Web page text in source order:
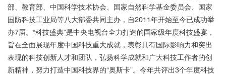
部、教育部、中国科学技术协会、国家自然科学基金委员会、国家
国防科技工业局等八大部委共同主办，自2011年开始至今已成功举
办7届。“科技盛典”是中央电视台全力打造的国家级年度科技盛宴，
旨在全面展现年度中国科技重大成就，表彰具有国际影响力和突出
表现的科技创新人才和团队，弘扬科学成就和广大科技工作者的创
新精神，努力打造中国科技界的“奥斯卡”。今年共评出3个年度科技